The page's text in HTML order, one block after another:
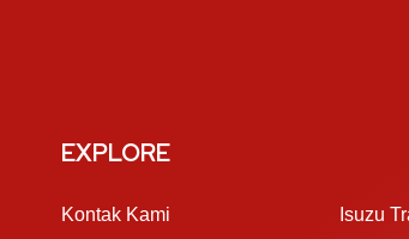
EXPLORE
Kontak Kami Isuzu